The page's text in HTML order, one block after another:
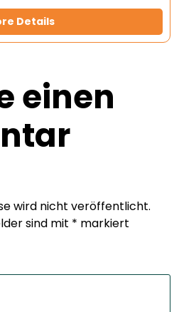
Details
einen
wird nicht veröffentlicht.
sind mit * markiert